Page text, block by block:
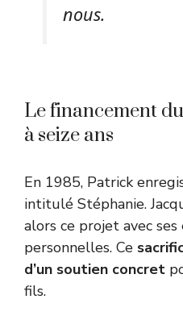
nous.
Le financement
à seize ans
En 1985, Patrick
intitulé Stéphanie.
alors ce projet avec ses
personnelles. Ce
d’un soutien concret
fils.